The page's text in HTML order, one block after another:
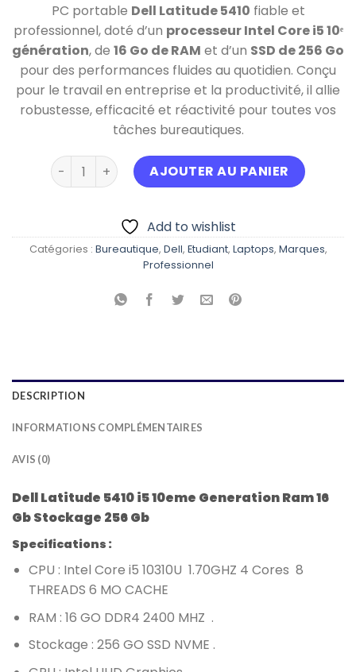
PC portable Dell Latitude 5410 fiable et
professionnel, doté d’un processeur Intel Core i5 10ᵉ
génération, de 16 Go de RAM et d’un SSD de 256 Go
pour des performances fluides au quotidien. Conçu
pour le travail en entreprise et la productivité, il allie
robustesse, efficacité et réactivité pour toutes vos
tâches bureautiques.
quantité de Dell Latitude 5410 i5 10eme
AJOUTER AU PANIER
Add to wishlist
Catégories : Bureautique, Dell, Etudiant, Laptops, Marques,
Professionnel
DESCRIPTION
INFORMATIONS COMPLÉMENTAIRES
AVIS (0)
Dell Latitude 5410 i5 10eme Generation Ram 16
Gb Stockage 256 Gb
Specifications :
CPU : Intel Core i5 10310U 1.70GHZ 4 Cores 8
THREADS 6 MO CACHE
RAM : 16 GO DDR4 2400 MHZ .
Stockage : 256 GO SSD NVME .